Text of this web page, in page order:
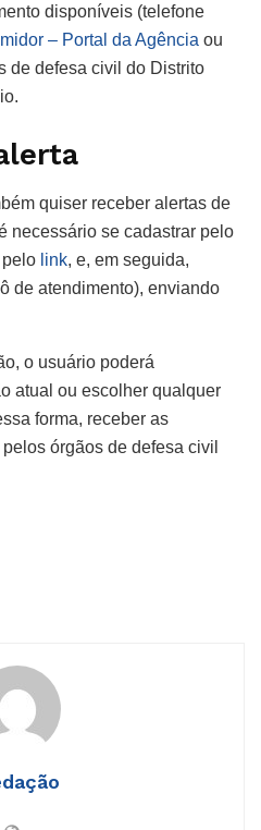
disponíveis (telefone
– Portal da Agência ou
de defesa civil do Distrito
quiser receber alertas de
necessário se cadastrar pelo
link, e, em seguida,
de atendimento), enviando
o usuário poderá
atual ou escolher qualquer
forma, receber as
órgãos de defesa civil